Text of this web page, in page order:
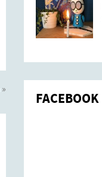
»
FACEBOOK